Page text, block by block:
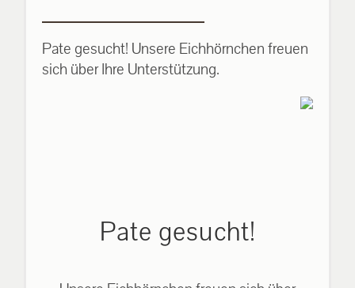
Pate gesucht! Unsere Eichhörnchen freuen
sich über Ihre Unterstützung.
Pate gesucht!